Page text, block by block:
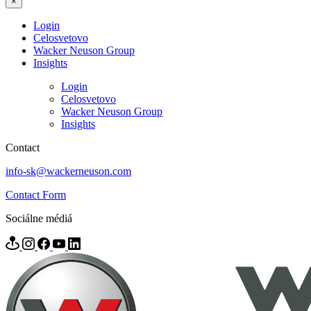
Login
Celosvetovo
Wacker Neuson Group
Insights
Login
Celosvetovo
Wacker Neuson Group
Insights
Contact
info-sk@wackerneuson.com
Contact Form
Sociálne médiá